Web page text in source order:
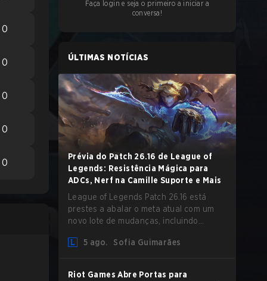
0
0
0
0
0
Faça login e seja o primeiro a iniciar a
conversa!
ÚLTIMAS NOTÍCIAS
Prévia do Patch 26.16 de League of
Legends: Resistência Mágica para
ADCs, Nerf na Camille Suporte e Mais
League of Legends Patch 26.16 está
prestes a abalar o meta atual com um
novo lote de mudanças, incluindo
nerfs em Camille que podem impactar
5 ago. Sofia Guimarães
Riot Games Abre Portas para